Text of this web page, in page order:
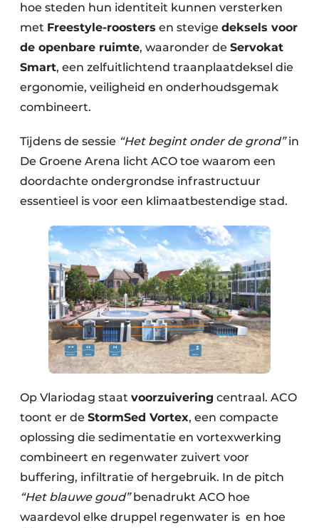
hoe steden hun identiteit kunnen versterken
met Freestyle-roosters en stevige deksels voor
de openbare ruimte, waaronder de Servokat
Smart, een zelfuitlichtend traanplaatdeksel die
ergonomie, veiligheid en onderhoudsgemak
combineert.
Tijdens de sessie “Het begint onder de grond”in
De Groene Arena licht ACO toe waarom een
doordachte ondergrondse infrastructuur
essentieel is voor een klimaatbestendige stad.
Op Vlariodag staat voorzuivering centraal. ACO
toont er de StormSed Vortex, een compacte
oplossing die sedimentatie en vortexwerking
combineert en regenwater zuivert voor
buffering, infiltratie of hergebruik. In de pitch
“Het blauwe goud”benadrukt ACO hoe
waardevol elke druppel regenwater is en hoe